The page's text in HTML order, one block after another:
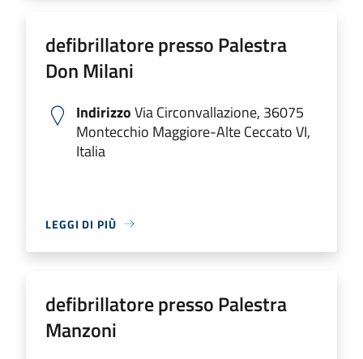
defibrillatore presso Palestra
Don Milani
IndirizzoVia Circonvallazione, 36075
Montecchio Maggiore-Alte Ceccato VI,
Italia
LEGGI DI PIÙ
defibrillatore presso Palestra
Manzoni